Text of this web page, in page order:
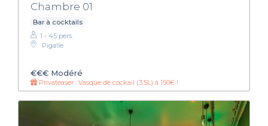
Chambre 01
Bar à cocktails
1 - 45 pers.
Pigalle
€€€ Modéré
Privateaser : Vasque de cockail (3.5L) à 150€ !